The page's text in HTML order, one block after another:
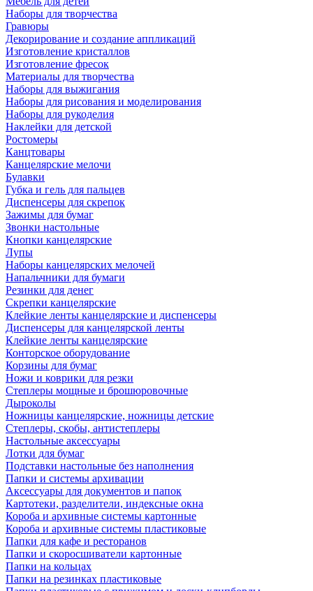
Наборы для творчества
Гравюры
Декорирование и создание аппликаций
Изготовление кристаллов
Изготовление фресок
Материалы для творчества
Наборы для выжигания
Наборы для рисования и моделирования
Наборы для рукоделия
Наклейки для детской
Ростомеры
Канцтовары
Канцелярские мелочи
Булавки
Губка и гель для пальцев
Диспенсеры для скрепок
Зажимы для бумаг
Звонки настольные
Кнопки канцелярские
Лупы
Наборы канцелярских мелочей
Напальчники для бумаги
Резинки для денег
Скрепки канцелярские
Клейкие ленты канцелярские и диспенсеры
Диспенсеры для канцелярской ленты
Клейкие ленты канцелярские
Конторское оборудование
Корзины для бумаг
Ножи и коврики для резки
Степлеры мощные и брошюровочные
Дыроколы
Ножницы канцелярские, ножницы детские
Степлеры, скобы, антистеплеры
Настольные аксессуары
Лотки для бумаг
Подставки настольные без наполнения
Папки и системы архивации
Аксессуары для документов и папок
Картотеки, разделители, индексные окна
Короба и архивные системы картонные
Короба и архивные системы пластиковые
Папки для кафе и ресторанов
Папки и скоросшиватели картонные
Папки на кольцах
Папки на резинках пластиковые